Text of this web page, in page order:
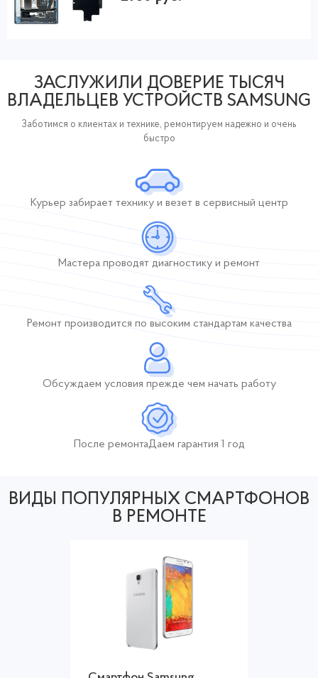
ЗАСЛУЖИЛИ ДОВЕРИЕ ТЫСЯЧ
ВЛАДЕЛЬЦЕВ УСТРОЙСТВ SAMSUNG
Заботимся о клиентах и технике, ремонтируем надежно и очень
быстро
Курьер забирает технику и везет в сервисный центр
Мастера проводят диагностику и ремонт
Ремонт производится по высоким стандартам качества
Обсуждаем условия прежде чем начать работу
После ремонтаДаем гарантия 1 год
ВИДЫ ПОПУЛЯРНЫХ СМАРТФОНОВ
В РЕМОНТЕ